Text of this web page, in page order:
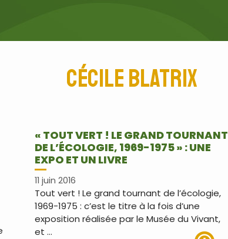
Cécile Blatrix
« TOUT VERT ! LE GRAND TOURNANT
DE L’ÉCOLOGIE, 1969-1975 » : UNE
EXPO ET UN LIVRE
11 juin 2016
Tout vert ! Le grand tournant de l’écologie,
1969-1975 : c’est le titre à la fois d’une
exposition réalisée par le Musée du Vivant,
et …